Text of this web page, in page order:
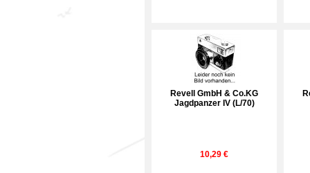
Revell GmbH & Co.KG
Jagdpanzer IV (L/70)
10,29 €